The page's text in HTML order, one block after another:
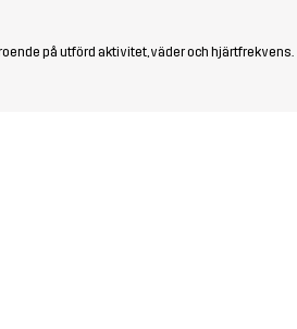
på utförd aktivitet, väder och hjärtfrekvens.